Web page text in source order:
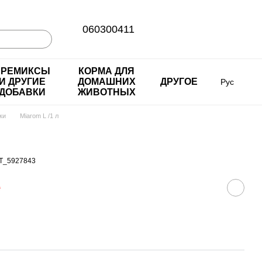
060300411
И ДРУГИЕ
КОРМА ДЛЯ
ДОМАШНИХ
ЖИВОТНЫХ
ДРУГОЕ Рус
Miarom L /1 л